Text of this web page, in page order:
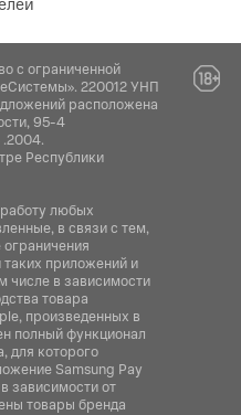
с ограниченной
220012 УНП
расположена
95-4
Республики
любых
в связи с тем,
приложений и
числе в зависимости
товара
произведенных в
полный функционал
для которого
Samsung Pay
зависимости от
товары бренда